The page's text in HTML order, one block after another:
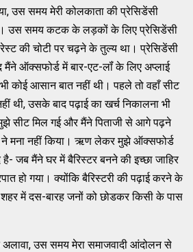
उस समय मेरी कोलकाता की प्रेसिडेंसी
उस समय कटक के लड़कों के लिए प्रेसिडेंसी
की चोटी पर चढ़ने के तुल्य था। प्रेसिडेंसी
ऑक्सफोर्ड में बार-एट-लॉं के लिए अप्लाई
कोई आसान बात नहीं थी। पहले तो वहाँ सीट
थी, उसके बाद पढ़ाई का खर्च निकालना भी
सीट मिल गई और मैंने पिताजी से आगे पढ़ने
ने मना नहीं किया। ऋण लेकर मुझे ऑक्सफोर्ड
जब मैंने घर में बैरिस्टर बनने की इच्छा जाहिर
हो गया। क्योंकि बैरिस्टरी की पढ़ाई करने के
में दस-बारह जनों को छोडकर किसी के पास
उस समय मेरा समाजवादी आंदोलन से